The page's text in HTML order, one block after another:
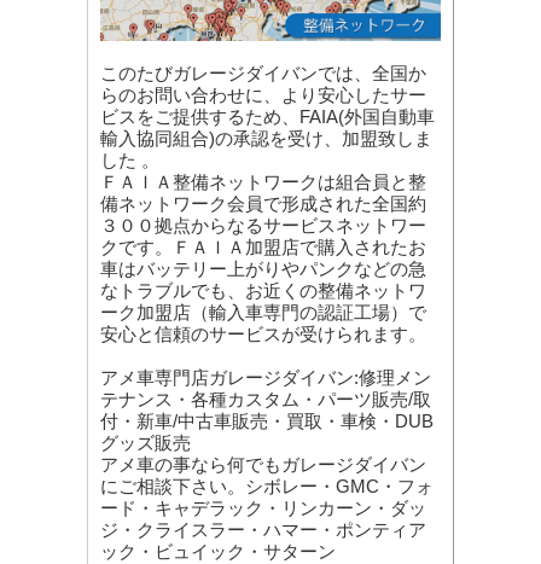
このたびガレージダイバンでは、全国か
らのお問い合わせに、より安心したサー
ビスをご提供するため、FAIA(外国自動車
輸入協同組合)の承認を受け、加盟致しま
した 。
ＦＡＩＡ整備ネットワークは組合員と整
備ネットワーク会員で形成された全国約
３００拠点からなるサービスネットワー
クです。ＦＡＩＡ加盟店で購入されたお
車はバッテリー上がりやパンクなどの急
なトラブルでも、お近くの整備ネットワ
ーク加盟店（輸入車専門の認証工場）で
安心と信頼のサービスが受けられます。
アメ車専門店ガレージダイバン:修理メン
テナンス・各種カスタム・パーツ販売/取
付・新車/中古車販売・買取・車検・DUB
グッズ販売
アメ車の事なら何でもガレージダイバン
にご相談下さい。シボレー・GMC・フォ
ード・キャデラック・リンカーン・ダッ
ジ・クライスラー・ハマー・ポンティア
ック・ビュイック・サターン